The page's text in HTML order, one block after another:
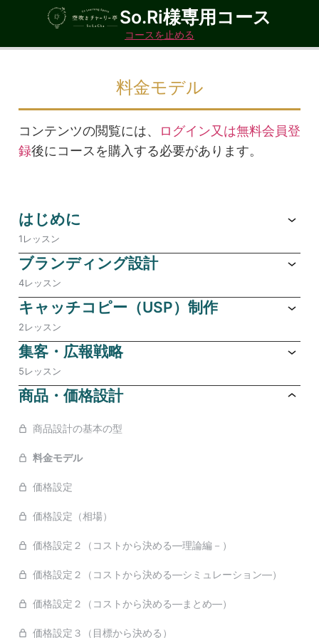
So.Ri様専用コース
コースを止める
料金モデル
コンテンツの閲覧には、
ログイン又は無料会員登
録後にコースを購入する必要があります。
はじめに
1レッスン
ブランディング設計
4レッスン
キャッチコピー（USP）制作
2レッスン
集客・広報戦略
5レッスン
商品・価格設計
商品設計の基本の型
料金モデル
価格設定
価格設定（相場）
価格設定２（コストから決める―理論編－）
価格設定２（コストから決める―シミュレーション―）
価格設定２（コストから決める―まとめ―）
価格設定３（目標から決める）